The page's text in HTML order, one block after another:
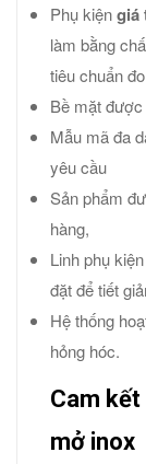
Phụ kiệngiá
làm bằng
tiêu chuẩn
Bề mặt
Mẫu mã đa
yêu cầu
Sản phẩm
hàng,
Linh phụ
đặt để tiết
Hệ thống
hỏng hóc.
Cam
mở inox